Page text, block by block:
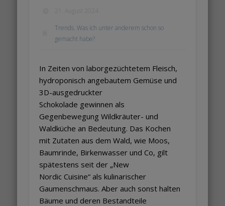
Trends ,Was ich unter anderem schon so
gemacht habe?
In Zeiten von laborgezüchtetem Fleisch,
hydroponisch angebautem Gemüse und
3D-ausgedruckter
Schokolade gewinnen als
Gegenbewegung Wildkräuter- und
Waldküche an Bedeutung. Das Kochen
mit Zutaten aus dem Wald, wie Moos,
Baumrinde, Birkenwasser und Co, gilt
spätestens seit der „New
Nordic Cuisine“ als kulinarischer
Gaumenschmaus. Aber auch sonst halten
Bäume und deren Bestandteile